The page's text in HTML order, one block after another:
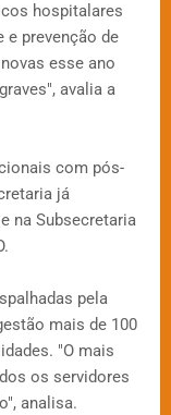
hospitalares
e prevenção de
esse ano
avalia a
com pós-
já
na Subsecretaria
pela
mais de 100
"O mais
os servidores
analisa.